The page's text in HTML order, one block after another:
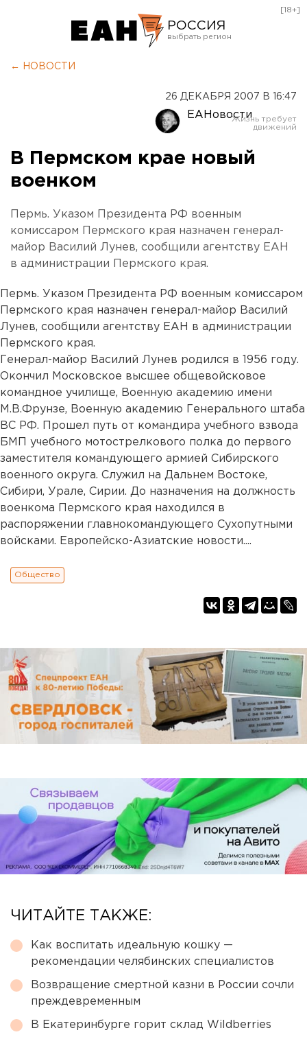
РОССИЯ
Оренбург
[18+]
← НОВОСТИ
26 ДЕКАБРЯ 2007 В 16:47
ЕАНовости
В Пермском крае новый
военком
Пермь. Указом Президента РФ военным
комиссаром Пермского края назначен генерал-
майор Василий Лунев, сообщили агентству ЕАН
в администрации Пермского края.
Пермь. Указом Президента РФ военным комиссаром
Пермского края назначен генерал-майор Василий
Лунев, сообщили агентству ЕАН в администрации
Пермского края.
Генерал-майор Василий Лунев родился в 1956 году.
Окончил Московское высшее общевойсковое
командное училище, Военную академию имени
М.В.Фрунзе, Военную академию Генерального штаба
ВС РФ. Прошел путь от командира учебного взвода
БМП учебного мотострелкового полка до первого
заместителя командующего армией Сибирского
военного округа. Служил на Дальнем Востоке,
Сибири, Урале, Сирии. До назначения на должность
военкома Пермского края находился в
распоряжении главнокомандующего Сухопутными
войсками. Европейско-Азиатские новости....
Общество
ЧИТАЙТЕ ТАКЖЕ:
Как воспитать идеальную кошку —
рекомендации челябинских специалистов
Возвращение смертной казни в России сочли
преждевременным
В Екатеринбурге горит склад Wildberries